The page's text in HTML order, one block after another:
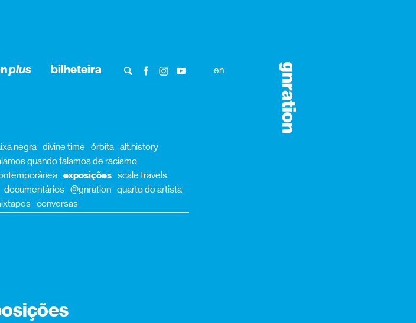
plus bilheteira en
negra divine time órbita alt.history
quando falamos de racismo
exposições scale travels
documentários @gnration quarto do artista
conversas